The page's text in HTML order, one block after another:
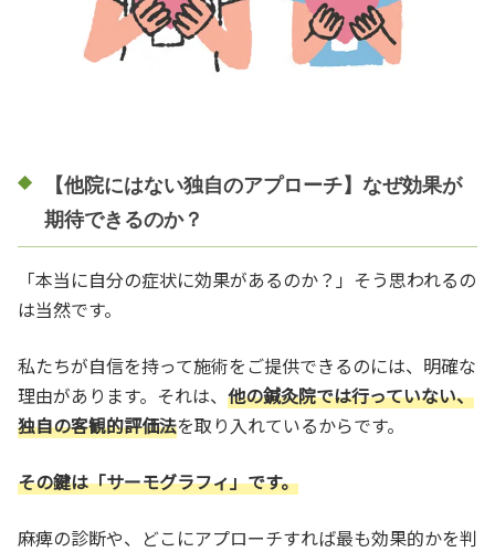
【他院にはない独自のアプローチ】なぜ効果が
期待できるのか？
「本当に自分の症状に効果があるのか？」そう思われるの
は当然です。
私たちが自信を持って施術をご提供できるのには、明確な
理由があります。それは、 他の鍼灸院では行っていない、
独自の客観的評価法を取り入れているからです。
その鍵は「サーモグラフィ」です。
麻痺の診断や、どこにアプローチすれば最も効果的かを判